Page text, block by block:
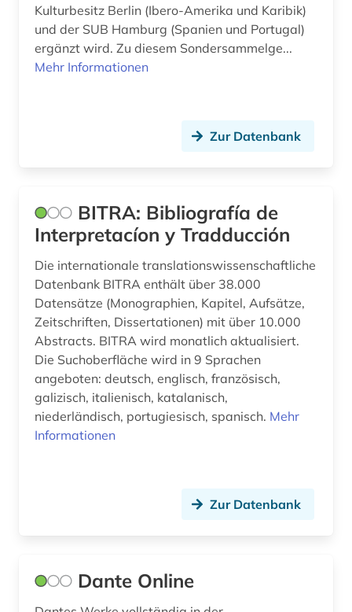
volksliteratur (2)
volltext (2)
wales (1)
wirtschaft (1)
wissenschaft (1)
wörterbuch (12)
xinjiang (1)
zarzuela (1)
zeitschrift (6)
zeitschriften (2)
Kulturbesitz Berlin (Ibero-Amerika und Karibik)
und der SUB Hamburg (Spanien und Portugal)
ergänzt wird. Zu diesem Sondersammelge...
Mehr Informationen
Zur Datenbank
BITRA: Bibliografía de
Interpretacíon y Tradducción
Die internationale translationswissenschaftliche
Datenbank BITRA enthält über 38.000
Datensätze (Monographien, Kapitel, Aufsätze,
Zeitschriften, Dissertationen) mit über 10.000
Abstracts. BITRA wird monatlich aktualisiert.
Die Suchoberfläche wird in 9 Sprachen
angeboten: deutsch, englisch, französisch,
galizisch, italienisch, katalanisch,
niederländisch, portugiesisch, spanisch. Mehr
Informationen
Zur Datenbank
Dante Online